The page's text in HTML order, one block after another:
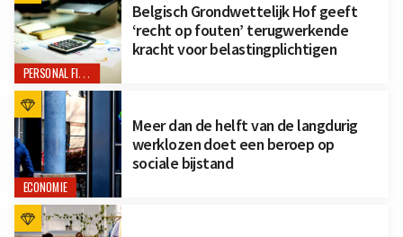
PERSONAL FINANCE
Belgisch Grondwettelijk Hof geeft
‘recht op fouten’ terugwerkende
kracht voor belastingplichtigen
ECONOMIE
Meer dan de helft van de langdurig
werklozen doet een beroep op
sociale bijstand